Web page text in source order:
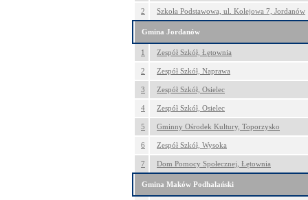
2 Szkoła Podstawowa, ul. Kolejowa 7, Jordanów
Gmina Jordanów
1 Zespół Szkół, Łętownia
2 Zespół Szkół, Naprawa
3 Zespół Szkół, Osielec
4 Zespół Szkół, Osielec
5 Gminny Ośrodek Kultury, Toporzysko
6 Zespół Szkół, Wysoka
7 Dom Pomocy Społecznej, Łętownia
Gmina Maków Podhalański